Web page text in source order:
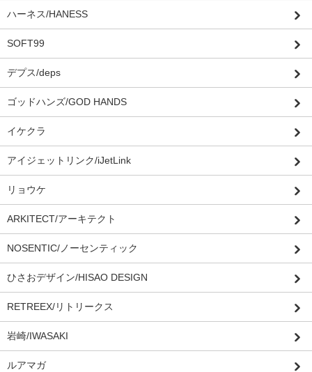
ハーネス/HANESS
SOFT99
デプス/deps
ゴッドハンズ/GOD HANDS
イケクラ
アイジェットリンク/iJetLink
リョウケ
ARKITECT/アーキテクト
NOSENTIC/ノーセンティック
ひさおデザイン/HISAO DESIGN
RETREEX/リトリークス
岩崎/IWASAKI
ルアマガ